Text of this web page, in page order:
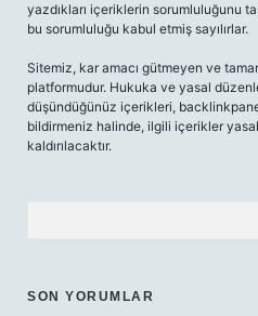
yazdıkları içeriklerin sorumluluğunu
bu sorumluluğu kabul etmiş sayılırlar.
Sitemiz, kar amacı gütmeyen ve
platformudur. Hukuka ve yasal
düşündüğünüz içerikleri,
bildirmeniz halinde, ilgili içerikler
kaldırılacaktır.
SON YORUMLAR